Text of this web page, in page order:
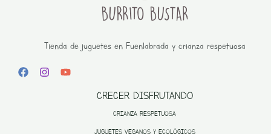
Tienda de juguetes en Fuenlabrada y crianza respetuosa
CRECER DISFRUTANDO
CRIANZA RESPETUOSA
JUGUETES VEGANOS Y ECOLÓGICOS